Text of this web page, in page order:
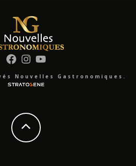
Facebook
Instagram
YouTube
Nouvelles Gastronomiques.